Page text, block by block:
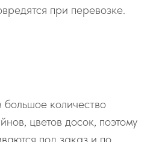
при перевозке.
количество
цветов досок, поэтому
под заказ и по